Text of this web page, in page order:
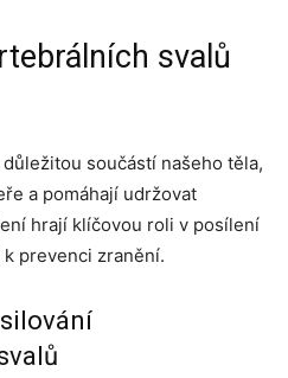
svalů
součástí našeho těla,
a pomáhají udržovat
hrají klíčovou roli v posílení
prevenci zranění.